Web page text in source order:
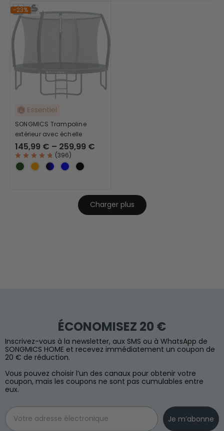
-23%
SONGMICS Trampoline
extérieur avec échelle
145,99 € – 259,99 €
(396)
Charger plus
ÉCONOMISEZ 20 €
Inscrivez-vous à la newsletter, aux SMS ou à WhatsApp de
SONGMICS HOME et recevez immédiatement un coupon de
20 € de réduction.
Vous pouvez choisir l’un des canaux pour obtenir votre
coupon, mais les coupons ne sont pas cumulables entre
eux.
Email
Je m’abonne